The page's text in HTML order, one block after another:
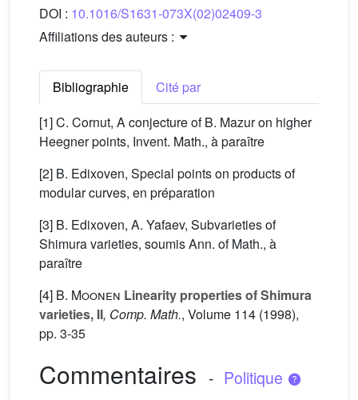
DOI : 10.1016/S1631-073X(02)02409-3
Affiliations des auteurs :
Bibliographie
Cité par
[1] C. Cornut, A conjecture of B. Mazur on higher
Heegner points, Invent. Math., à paraître
[2] B. Edixoven, Special points on products of
modular curves, en préparation
[3] B. Edixoven, A. Yafaev, Subvarieties of
Shimura varieties, soumis Ann. of Math., à
paraître
[4] B. Moonen Linearity properties of Shimura
varieties, II, Comp. Math., Volume 114 (1998),
pp. 3-35
Commentaires - Politique